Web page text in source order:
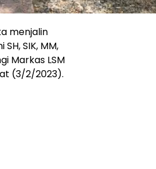
menjalin
SIK, MM,
Markas LSM
(3/2/2023).